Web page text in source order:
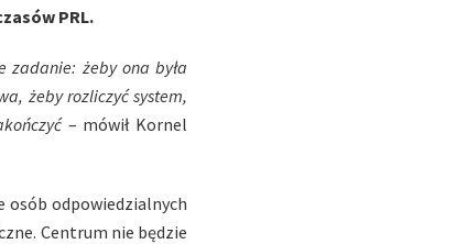
PRL.
zadanie: żeby ona była
żeby rozliczyć system,
– mówił Kornel
osób odpowiedzialnych
Centrum nie będzie